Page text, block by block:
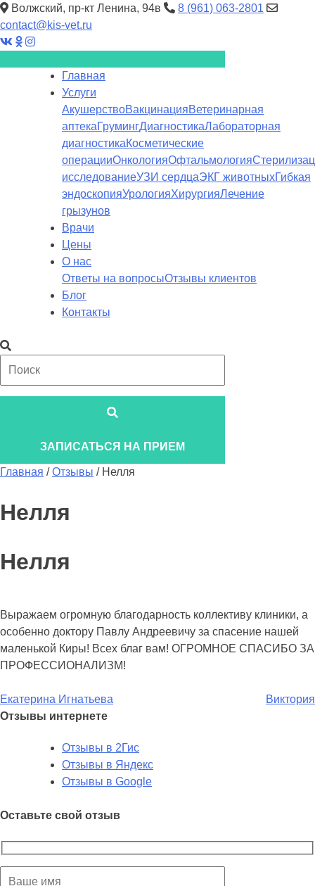
Волжский, пр-кт Ленина, 94в
8 (961) 063-2801
contact@kis-vet.ru
Главная
Услуги
АкушерствоВакцинацияВетеринарная
аптекаГрумингДиагностикаЛабораторная
диагностикаКосметические
операцииОнкологияОфтальмология
исследованиеУЗИ сердцаЭКГ животныхГибкая
эндоскопияУрологияХирургияЛечение
грызунов
Врачи
Цены
О нас
Ответы на вопросыОтзывы клиентов
Блог
Контакты
ЗАПИСАТЬСЯ НА ПРИЕМ
Главная / Отзывы / Нелля
Нелля
Нелля
Выражаем огромную благодарность коллективу клиники, а
особенно доктору Павлу Андреевичу за спасение нашей
маленькой Киры! Всех благ вам! ОГРОМНОЕ СПАСИБО ЗА
ПРОФЕССИОНАЛИЗМ!
Екатерина Игнатьева
Виктория
Отзывы интернете
Отзывы в 2Гис
Отзывы в Яндекс
Отзывы в Google
Оставьте свой отзыв